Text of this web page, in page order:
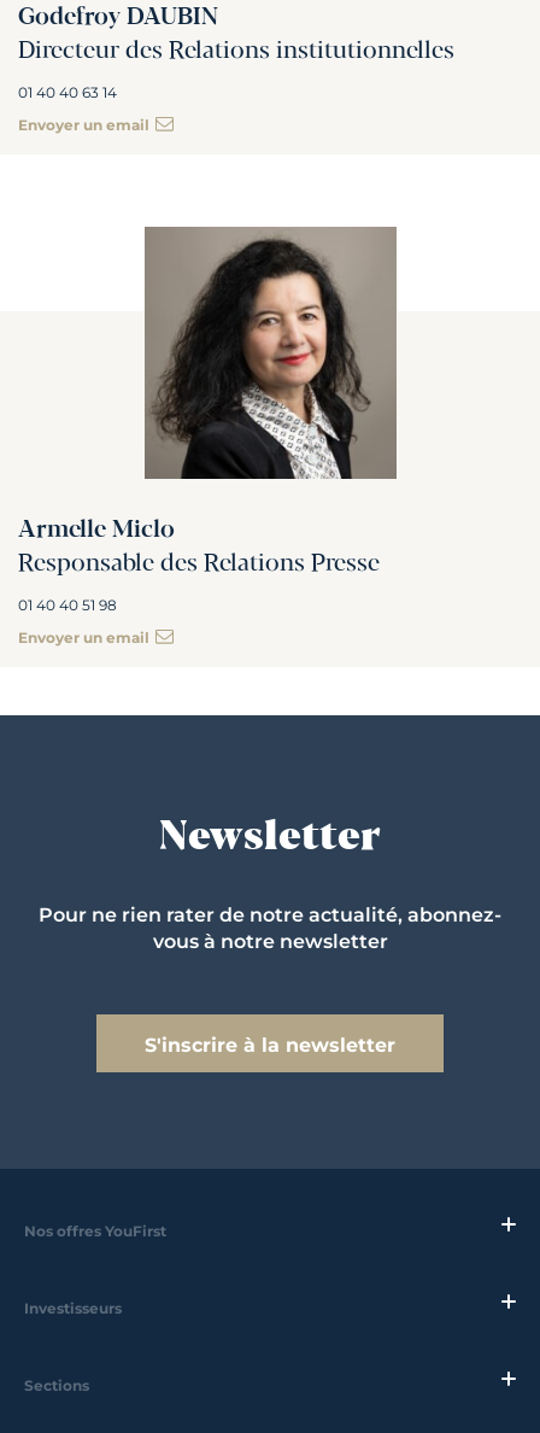
Godefroy DAUBIN
Directeur des Relations institutionnelles
01 40 40 63 14
Envoyer un email
Armelle Miclo
Responsable des Relations Presse
01 40 40 51 98
Envoyer un email
Newsletter
Pour ne rien rater de notre actualité, abonnez-
vous à notre newsletter
S'inscrire à la newsletter
Nos offres YouFirst
Investisseurs
Sections